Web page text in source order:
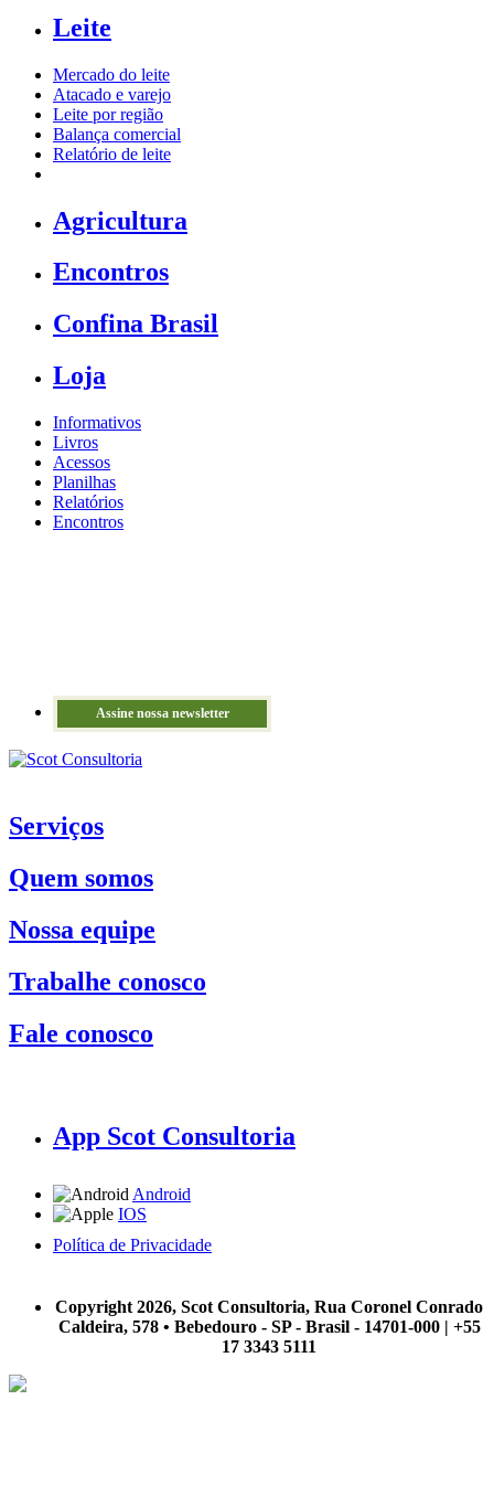
Leite
Mercado do leite
Atacado e varejo
Leite por região
Balança comercial
Relatório de leite
Agricultura
Encontros
Confina Brasil
Loja
Informativos
Livros
Acessos
Planilhas
Relatórios
Encontros
Assine nossa newsletter
Serviços
Quem somos
Nossa equipe
Trabalhe conosco
Fale conosco
App Scot Consultoria
Android
IOS
Política de Privacidade
Copyright 2026, Scot Consultoria, Rua Coronel Conrado
Caldeira, 578 • Bebedouro - SP - Brasil - 14701-000 | +55
17 3343 5111